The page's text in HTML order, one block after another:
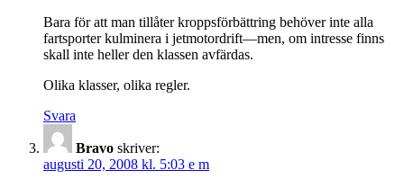
Bara för att man tillåter kroppsförbättring behöver inte alla
fartsporter kulminera i jetmotordrift—men, om intresse finns
skall inte heller den klassen avfärdas.
Olika klasser, olika regler.
Svara
Bravo skriver:
augusti 20, 2008 kl. 5:03 e m